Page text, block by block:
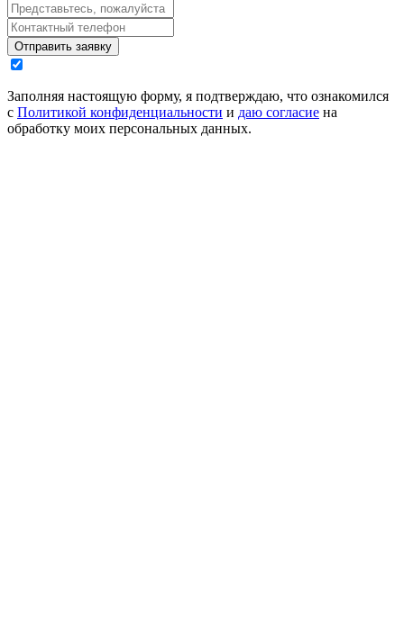
Отправить заявку
Заполняя настоящую форму, я подтверждаю, что ознакомился
с Политикой конфиденциальности и даю согласие на
обработку моих персональных данных.